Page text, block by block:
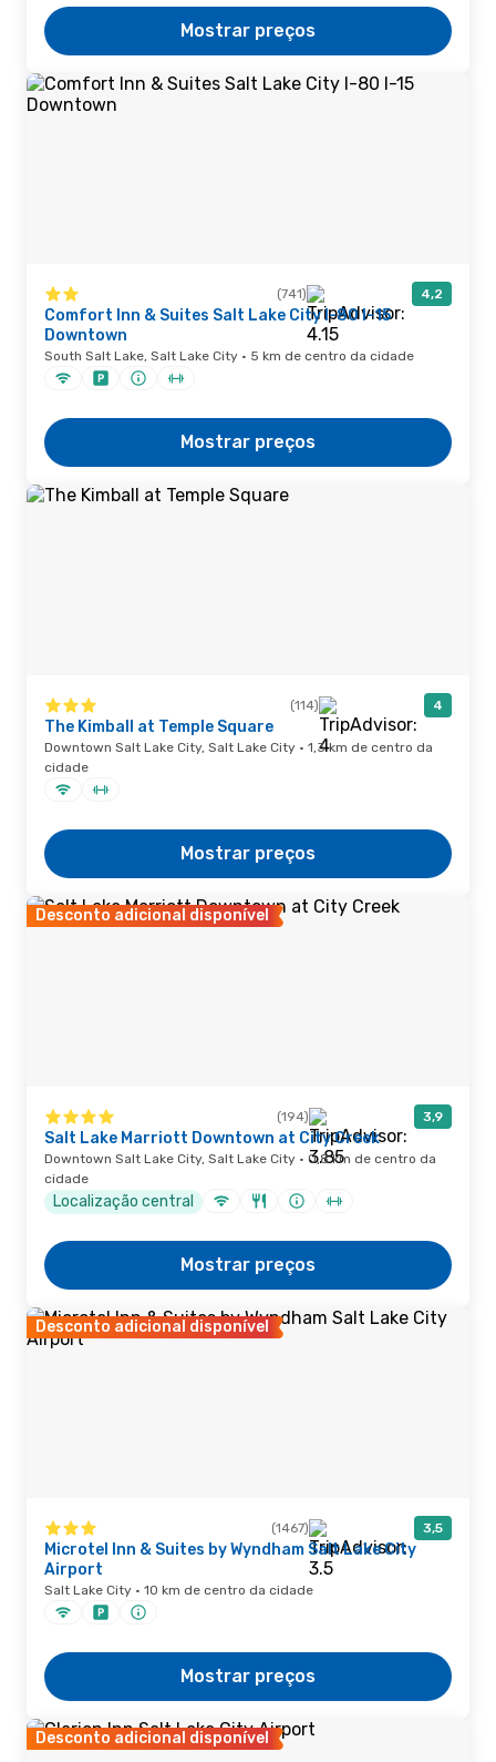
Mostrar preços
(741) 4,2
Comfort Inn & Suites Salt Lake City I-80 I-15
Downtown
South Salt Lake, Salt Lake City · 5 km de centro da cidade
Mostrar preços
(114) 4
The Kimball at Temple Square
Downtown Salt Lake City, Salt Lake City · 1,3 km de centro da
cidade
Mostrar preços
Desconto adicional disponível
(194) 3,9
Salt Lake Marriott Downtown at City Creek
Downtown Salt Lake City, Salt Lake City · 0,8 km de centro da
cidade
Localização central
Mostrar preços
Desconto adicional disponível
(1467) 3,5
Microtel Inn & Suites by Wyndham Salt Lake City
Airport
Salt Lake City · 10 km de centro da cidade
Mostrar preços
Desconto adicional disponível